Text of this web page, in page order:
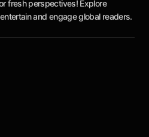
fresh perspectives! Explore
and engage global readers.